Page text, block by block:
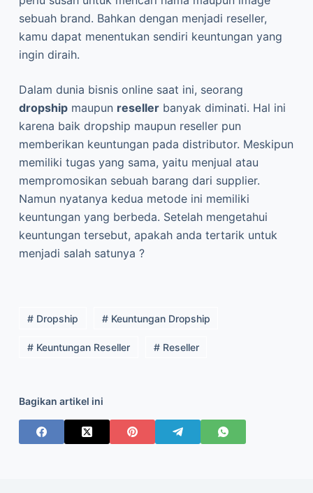
sebuah brand. Bahkan dengan menjadi reseller,
kamu dapat menentukan sendiri keuntungan yang
ingin diraih.
Dalam dunia bisnis online saat ini, seorang
dropshipmaupun resellerbanyak diminati. Hal ini
karena baik dropship maupun reseller pun
memberikan keuntungan pada distributor. Meskipun
memiliki tugas yang sama, yaitu menjual atau
mempromosikan sebuah barang dari supplier.
Namun nyatanya kedua metode ini memiliki
keuntungan yang berbeda. Setelah mengetahui
keuntungan tersebut, apakah anda tertarik untuk
menjadi salah satunya ?
# Dropship # Keuntungan Dropship
# Keuntungan Reseller # Reseller
Bagikan artikel ini